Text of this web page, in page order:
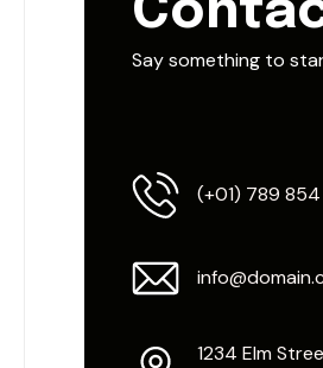
Conta
Say something to
(+01) 789
1234 Elm